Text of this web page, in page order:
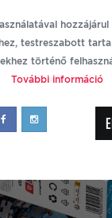
testreszabott
történő
További információ